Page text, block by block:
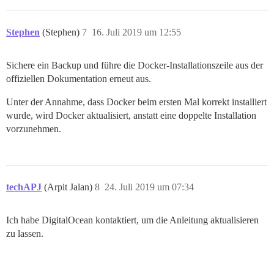
Stephen (Stephen) 16. Juli 2019 um 12:55
7
Sichere ein Backup und führe die Docker-Installationszeile aus der
offiziellen Dokumentation erneut aus.
Unter der Annahme, dass Docker beim ersten Mal korrekt installiert
wurde, wird Docker aktualisiert, anstatt eine doppelte Installation
vorzunehmen.
techAPJ (Arpit Jalan) 24. Juli 2019 um 07:34
8
Ich habe DigitalOcean kontaktiert, um die Anleitung aktualisieren
zu lassen.